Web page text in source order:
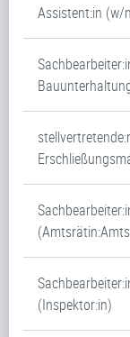
Assistent:in (w/
(Inspektor:in)